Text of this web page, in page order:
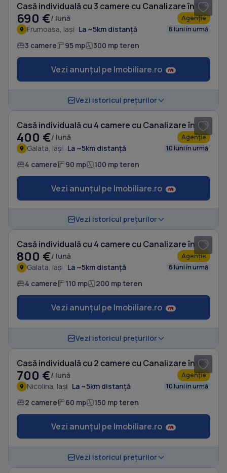
Casă individuală cu 3 camere cu Canalizare în Frumoasa
690 €/ lună Agenție
Frumoasa, Iași La ~5km distanță 6 luni în urmă
3 camere 95 mp 300 mp teren
Vezi anunțul pe Imobiliare.ro
Vezi istoricul prețurilor
Casă individuală cu 4 camere cu Canalizare în Galata
400 €/ lună Agenție
Galata, Iași La ~5km distanță 10 luni în urmă
4 camere 90 mp 100 mp teren
Vezi anunțul pe Imobiliare.ro
Vezi istoricul prețurilor
Casă individuală cu 4 camere cu Canalizare în Galata
800 €/ lună Agenție
Galata, Iași La ~5km distanță 6 luni în urmă
4 camere 110 mp 200 mp teren
Vezi anunțul pe Imobiliare.ro
Vezi istoricul prețurilor
Casă individuală cu 2 camere cu Canalizare în Nicolina
700 €/ lună Agenție
Nicolina, Iași La ~5km distanță 10 luni în urmă
2 camere 60 mp 150 mp teren
Vezi anunțul pe Imobiliare.ro
Vezi istoricul prețurilor